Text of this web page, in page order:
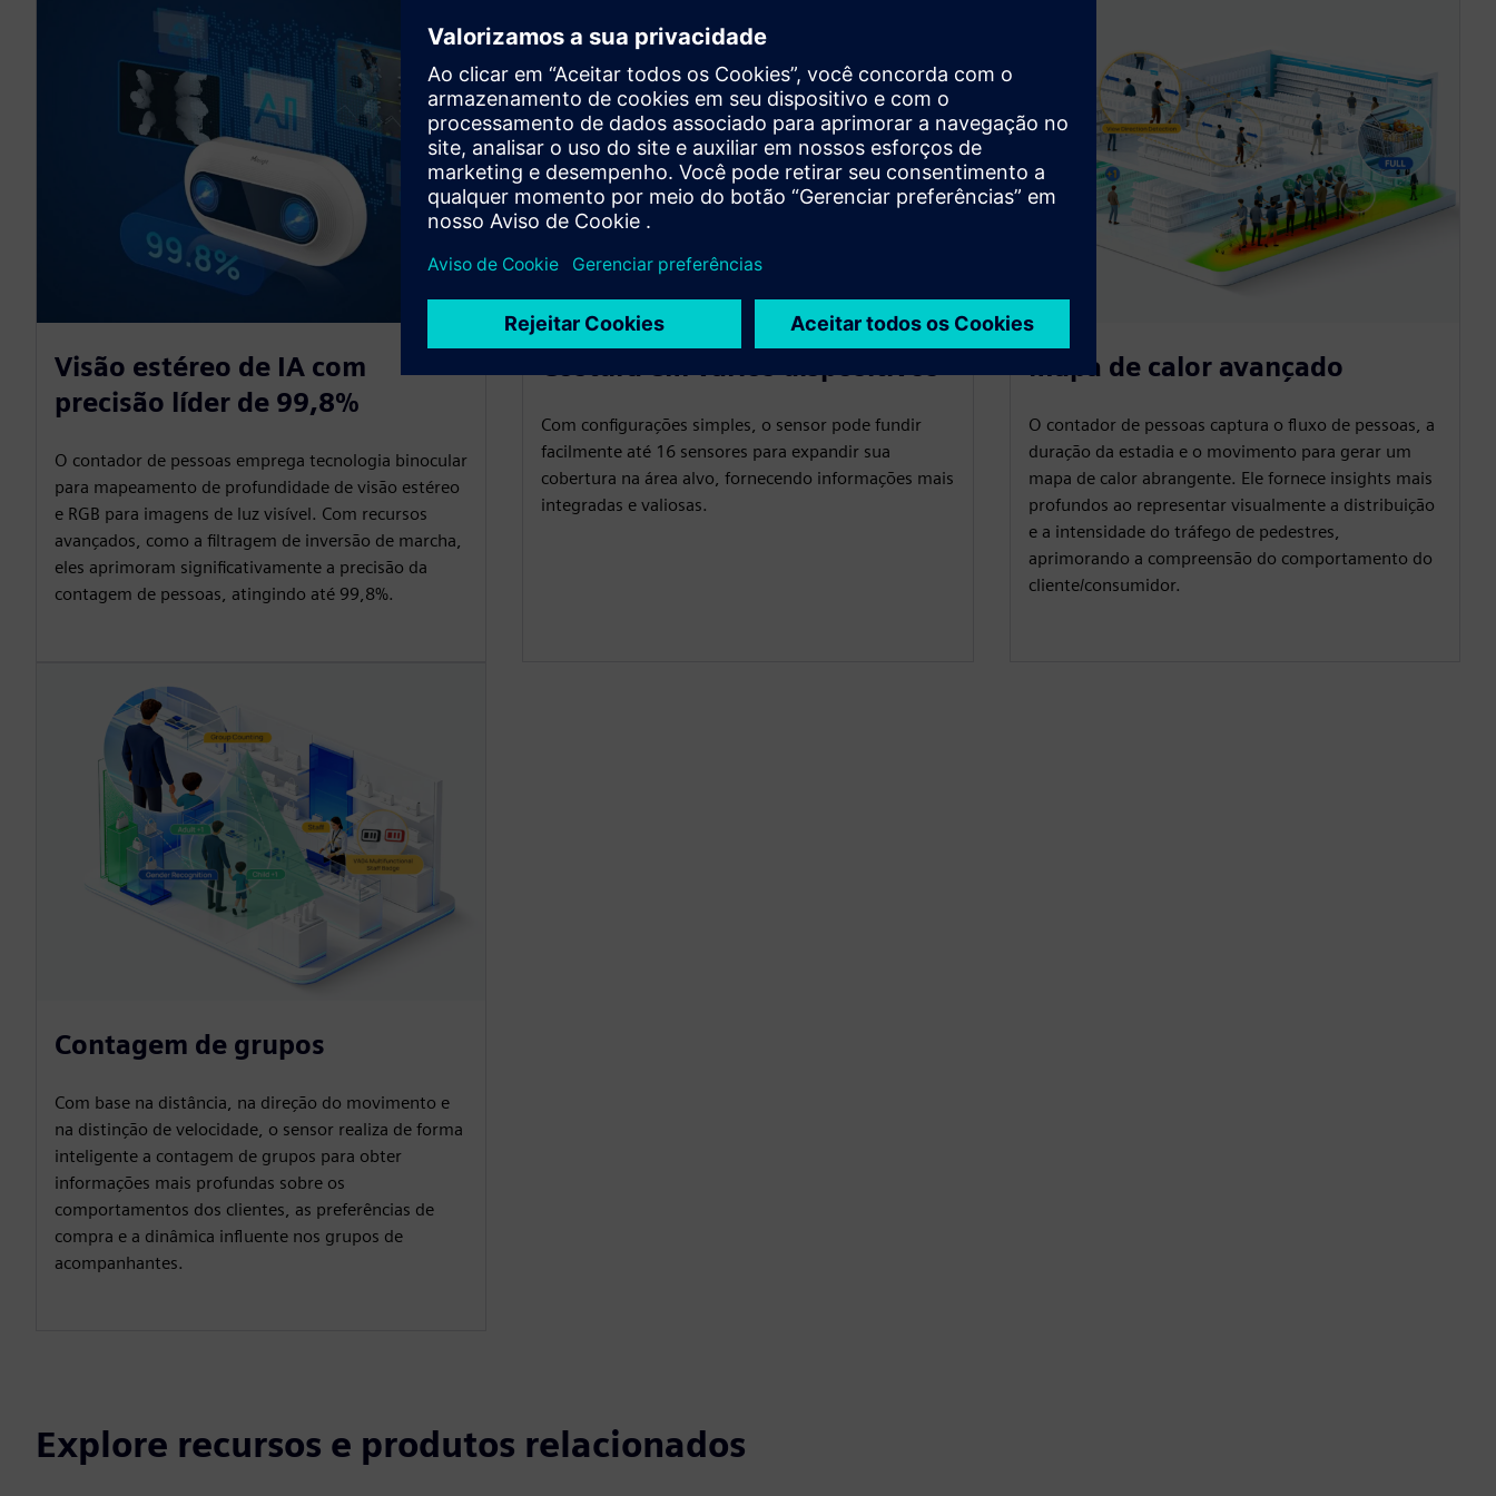
Visão estéreo de IA com
precisão líder de 99,8%
O contador de pessoas emprega tecnologia binocular
para mapeamento de profundidade de visão estéreo
e RGB para imagens de luz visível. Com recursos
avançados, como a filtragem de inversão de marcha,
eles aprimoram significativamente a precisão da
contagem de pessoas, atingindo até 99,8%.
Costura em vários dispositivos
Com configurações simples, o sensor pode fundir
facilmente até 16 sensores para expandir sua
cobertura na área alvo, fornecendo informações mais
integradas e valiosas.
Mapa de calor avançado
O contador de pessoas captura o fluxo de pessoas, a
duração da estadia e o movimento para gerar um
mapa de calor abrangente. Ele fornece insights mais
profundos ao representar visualmente a distribuição
e a intensidade do tráfego de pedestres,
aprimorando a compreensão do comportamento do
cliente/consumidor.
Contagem de grupos
Com base na distância, na direção do movimento e
na distinção de velocidade, o sensor realiza de forma
inteligente a contagem de grupos para obter
informações mais profundas sobre os
comportamentos dos clientes, as preferências de
compra e a dinâmica influente nos grupos de
acompanhantes.
Explore recursos e produtos relacionados